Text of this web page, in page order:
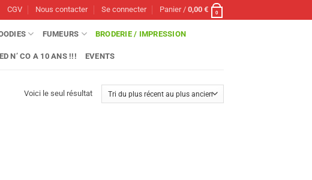
CGV Nous contacter Se connecter Panier /0,00€ 0
FUMEURS BRODERIE / IMPRESSION
N’ CO A 10 ANS !!! EVENTS
Voici le seul résultat